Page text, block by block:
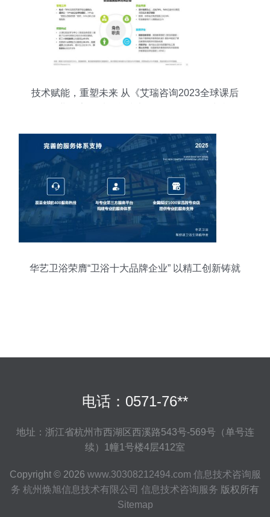
技术赋能，重塑未来 从《艾瑞咨询2023全球课后
华艺卫浴荣膺“卫浴十大品牌企业” 以精工创新铸就
电话：0571-76**
地址：浙江省杭州市西湖区西溪路543号-569号（单号连
续）1幢1号楼4层412室
Copyright © 2026 www.30308212494.com 信息技术咨询服
务 杭州焕旭信息技术有限公司 信息技术咨询服务 版权所有
Sitemap